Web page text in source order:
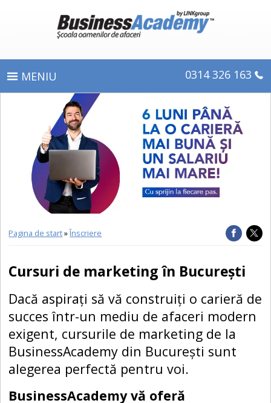
0314 326 163
CE OBŢINEŢI
E-LEARNING
Pagina de start»Înscriere
Cursuri de marketing în București
Dacă aspirați să vă construiți o carieră de
succes într-un mediu de afaceri modern
exigent, cursurile de marketing de la
BusinessAcademy din București sunt
alegerea perfectă pentru voi.
BusinessAcademy vă oferă